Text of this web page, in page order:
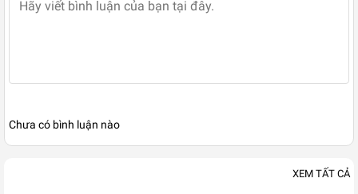
Chưa có bình luận nào
XEM TẤT CẢ